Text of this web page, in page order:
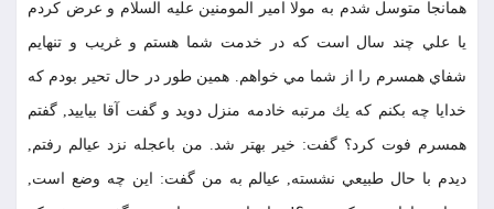
همانجا متوسل شدم به مولا امير المومنين عليه السلام و عرض كردم
يا علي چند سال است كه در خدمت شما هستم و غريب و تنهايم
شفاي همسرم را از شما مي خواهم. همين طور در حال تحير بودم كه
خدايا چه بكنم كه يك مرتبه خادمه منزل دويد و گفت آقا بياييد, گفتم
همسرم فوت كرد؟ گفت: خير بهتر شد. من باعجله نزد عيالم رفتم,
ديدم با حال طبيعي نشسته, عيالم به من گفت: اين چه وضع است,